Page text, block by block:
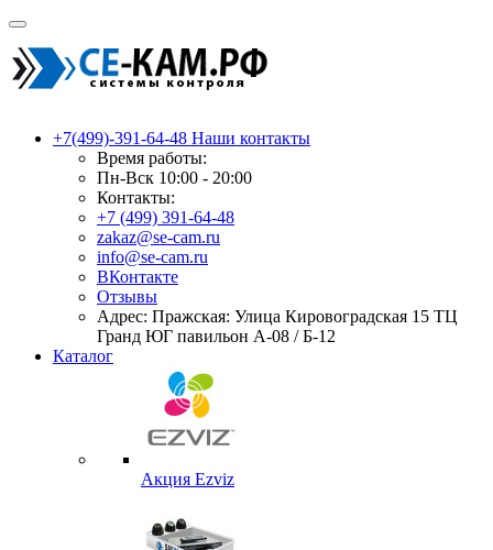
+7(499)-391-64-48 Наши контакты
Время работы:
Пн-Вск 10:00 - 20:00
Контакты:
+7 (499) 391-64-48
zakaz@se-cam.ru
info@se-cam.ru
ВКонтакте
Отзывы
Адрес: Пражская: Улица Кировоградская 15 ТЦ
Гранд ЮГ павильон А-08 / Б-12
Каталог
Акция Ezviz